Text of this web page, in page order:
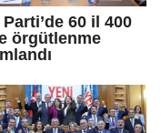
60 il 400
örgütlenme